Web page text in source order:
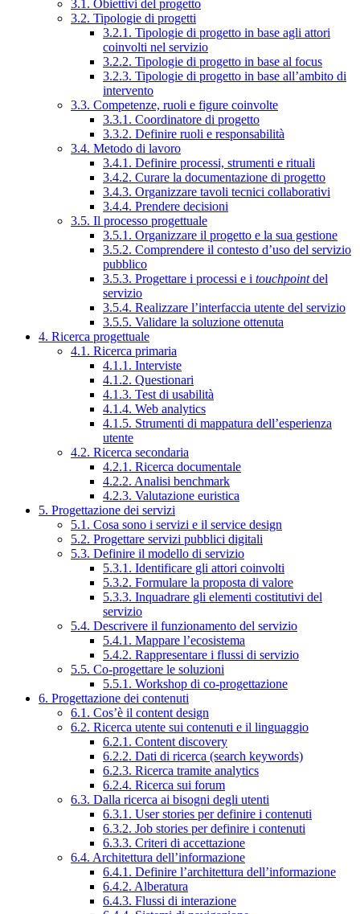
3.1. Obiettivi del progetto
3.2. Tipologie di progetti
3.2.1. Tipologie di progetto in base agli attori
coinvolti nel servizio
3.2.2. Tipologie di progetto in base al focus
3.2.3. Tipologie di progetto in base all’ambito di
intervento
3.3. Competenze, ruoli e figure coinvolte
3.3.1. Coordinatore di progetto
3.3.2. Definire ruoli e responsabilità
3.4. Metodo di lavoro
3.4.1. Definire processi, strumenti e rituali
3.4.2. Curare la documentazione di progetto
3.4.3. Organizzare tavoli tecnici collaborativi
3.4.4. Prendere decisioni
3.5. Il processo progettuale
3.5.1. Organizzare il progetto e la sua gestione
3.5.2. Comprendere il contesto d’uso del servizio
pubblico
3.5.3. Progettare i processi e i touchpointdel
servizio
3.5.4. Realizzare l’interfaccia utente del servizio
3.5.5. Validare la soluzione ottenuta
4. Ricerca progettuale
4.1. Ricerca primaria
4.1.1. Interviste
4.1.2. Questionari
4.1.3. Test di usabilità
4.1.4. Web analytics
4.1.5. Strumenti di mappatura dell’esperienza
utente
4.2. Ricerca secondaria
4.2.1. Ricerca documentale
4.2.2. Analisi benchmark
4.2.3. Valutazione euristica
5. Progettazione dei servizi
5.1. Cosa sono i servizi e il service design
5.2. Progettare servizi pubblici digitali
5.3. Definire il modello di servizio
5.3.1. Identificare gli attori coinvolti
5.3.2. Formulare la proposta di valore
5.3.3. Inquadrare gli elementi costitutivi del
servizio
5.4. Descrivere il funzionamento del servizio
5.4.1. Mappare l’ecosistema
5.4.2. Rappresentare i flussi di servizio
5.5. Co-progettare le soluzioni
5.5.1. Workshop di co-progettazione
6. Progettazione dei contenuti
6.1. Cos’è il content design
6.2. Ricerca utente sui contenuti e il linguaggio
6.2.1. Content discovery
6.2.2. Dati di ricerca (search keywords)
6.2.3. Ricerca tramite analytics
6.2.4. Ricerca sui forum
6.3. Dalla ricerca ai bisogni degli utenti
6.3.1. User stories per definire i contenuti
6.3.2. Job stories per definire i contenuti
6.3.3. Criteri di accettazione
6.4. Architettura dell’informazione
6.4.1. Definire l’architettura dell’informazione
6.4.2. Alberatura
6.4.3. Flussi di interazione